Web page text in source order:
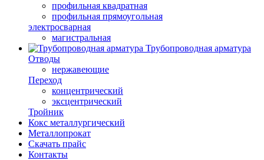
профильная квадратная
профильная прямоугольная
электросварная
магистральная
Трубопроводная арматура
Отводы
нержавеющие
Переход
концентрический
эксцентрический
Тройник
Кокс металлургический
Металлопрокат
Скачать прайс
Контакты